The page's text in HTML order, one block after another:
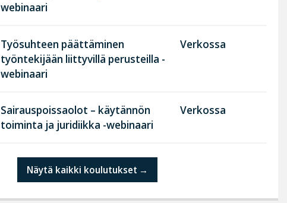
webinaari
Työsuhteen päättäminen
työntekijään liittyvillä perusteilla -
webinaari
Verkossa
Sairauspoissaolot – käytännön
toiminta ja juridiikka -webinaari
Verkossa
Näytä kaikki koulutukset